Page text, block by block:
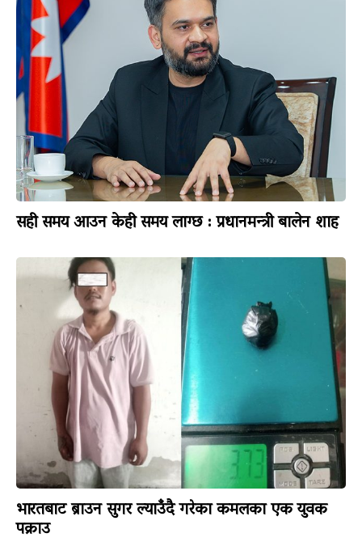
सही समय आउन केही समय लाग्छ : प्रधानमन्त्री बालेन शाह
भारतबाट ब्राउन सुगर ल्याउँदै गरेका कमलका एक युवक
पक्राउ